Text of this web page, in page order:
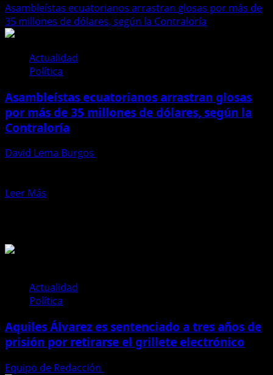
Asambleístas ecuatorianos arrastran glosas por más de
35 millones de dólares, según la Contraloría
Actualidad
Política
Asambleístas ecuatorianos arrastran glosas
por más de 35 millones de dólares, según la
Contraloría
David Lema Burgos
Leer Más
glosas
por
de
35
millones
de
Actualidad
Política
Aquiles Álvarez es sentenciado a tres años de
prisión por retirarse el grillete electrónico
Equipo de Redacción